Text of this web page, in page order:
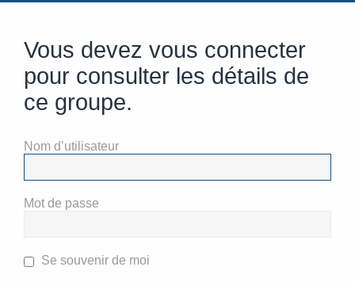
Vous devez vous connecter
pour consulter les détails de
ce groupe.
Nom d’utilisateur
Mot de passe
Se souvenir de moi